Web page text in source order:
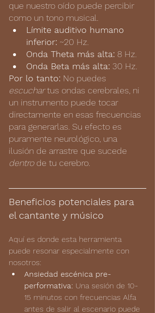
que nuestro oído puede percibir
como un tono musical.
Límite auditivo humano
inferior: ~20 Hz.
Onda Theta más alta: 8 Hz.
Onda Beta más alta: 30 Hz.
Por lo tanto: No puedes
escuchar tus ondas cerebrales, ni
un instrumento puede tocar
directamente en esas frecuencias
para generarlas. Su efecto es
puramente neurológico, una
ilusión de arrastre que sucede
dentro de tu cerebro.
Beneficios potenciales para
el cantante y músico
Aquí es donde esta herramienta
puede resonar especialmente con
nosotros:
Ansiedad escénica pre-
performativa: Una sesión de 10-
15 minutos con frecuencias Alfa
antes de salir al escenario puede